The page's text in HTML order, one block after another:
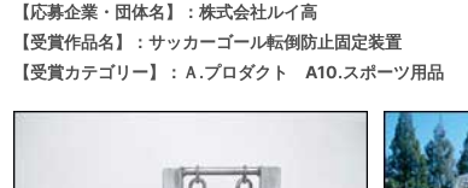
【応募企業・団体名】：株式会社ルイ高
【受賞作品名】：サッカーゴール転倒防止固定装置
【受賞カテゴリー】：Ａ.プロダクト A10.スポーツ用品